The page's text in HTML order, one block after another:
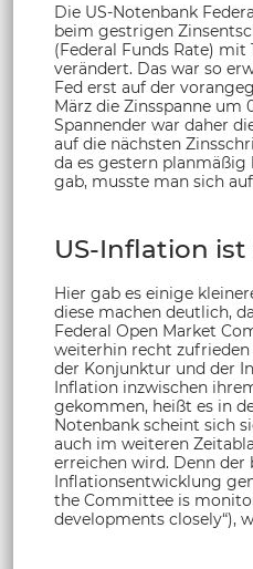
Die US-Notenbank
beim gestrigen
(Federal Funds Rate) mit
verändert. Das war so
Fed erst auf der
März die Zinsspanne um
Spannender war daher
auf die nächsten
da es gestern planmäßig
gab, musste man sich
US-Inflation ist
Hier gab es einige
diese machen deutlich,
Federal Open Market
weiterhin recht
der Konjunktur und der
Inflation inzwischen
gekommen, heißt es in
Notenbank scheint sich
auch im weiteren
erreichen wird. Denn der
Inflationsentwicklung
the Committee is
developments closely“),